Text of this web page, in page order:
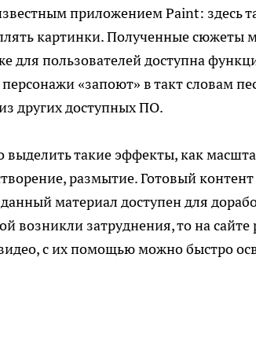
приложением Paint: здесь
картинки. Полученные
для пользователей доступна
«запоют» в такт словам
других доступных ПО.
такие эффекты, как
размытие. Готовый
материал доступен для
возникли затруднения, то на
с их помощью можно быстро